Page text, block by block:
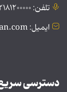
تلفن: ۰۲۱۸۱۲۰۰۰۰۰
ایمیل: public@tebyan.com
دسترسی